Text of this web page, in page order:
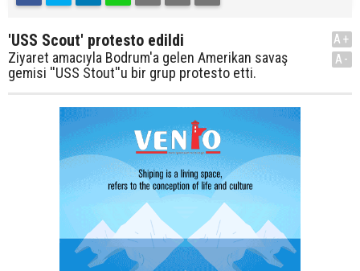
'USS Scout' protesto edildi
Ziyaret amacıyla Bodrum'a gelen Amerikan savaş
gemisi ''USS Stout''u bir grup protesto etti.
A+
A-